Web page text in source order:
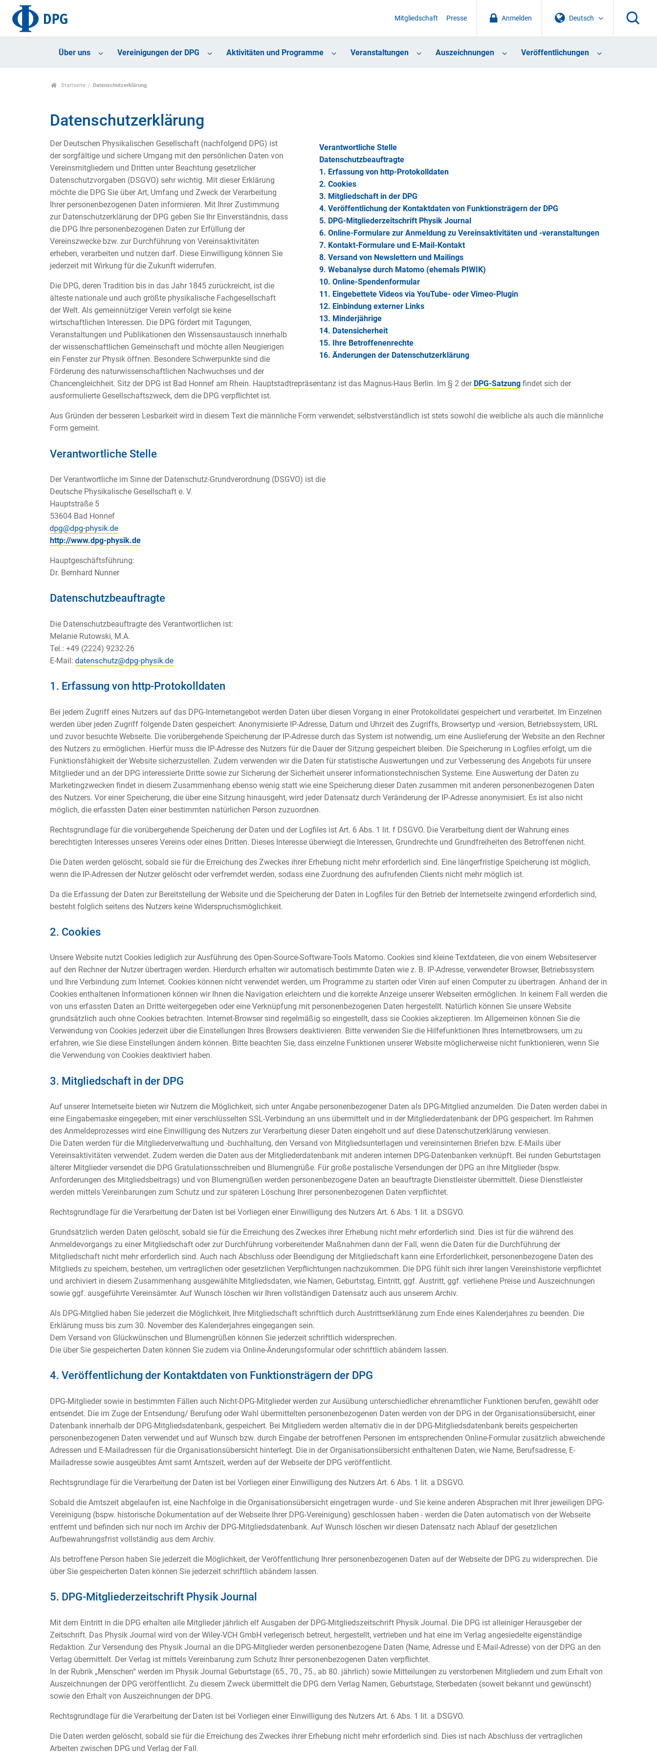
Deutsch
Anmelden
Mitgliedschaft Presse
Über uns Vereinigungen der DPG Aktivitäten und Programme Veranstaltungen Auszeichnungen Veröffentlichungen
Startseite Datenschutzerklärung
Datenschutzerklärung
Verantwortliche Stelle
Datenschutzbeauftragte
1. Erfassung von http-Protokolldaten
2. Cookies
3. Mitgliedschaft in der DPG
4. Veröffentlichung der Kontaktdaten von Funktionsträgern der DPG
5. DPG-Mitgliederzeitschrift Physik Journal
6. Online-Formulare zur Anmeldung zu Vereinsaktivitäten und -veranstaltungen
7. Kontakt-Formulare und E-Mail-Kontakt
8. Versand von Newslettern und Mailings
9. Webanalyse durch Matomo (ehemals PIWIK)
10. Online-Spendenformular
11. Eingebettete Videos via YouTube- oder Vimeo-Plugin
12. Einbindung externer Links
13. Minderjährige
14. Datensicherheit
15. Ihre Betroffenenrechte
16. Änderungen der Datenschutzerklärung
Der Deutschen Physikalischen Gesellschaft (nachfolgend DPG) ist
der sorgfältige und sichere Umgang mit den persönlichen Daten von
Vereinsmitgliedern und Dritten unter Beachtung gesetzlicher
Datenschutzvorgaben (DSGVO) sehr wichtig. Mit dieser Erklärung
möchte die DPG Sie über Art, Umfang und Zweck der Verarbeitung
Ihrer personenbezogenen Daten informieren. Mit Ihrer Zustimmung
zur Datenschutzerklärung der DPG geben Sie Ihr Einverständnis, dass
die DPG Ihre personenbezogenen Daten zur Erfüllung der
Vereinszwecke bzw. zur Durchführung von Vereinsaktivitäten
erheben, verarbeiten und nutzen darf. Diese Einwilligung können Sie
jederzeit mit Wirkung für die Zukunft widerrufen.
Die DPG, deren Tradition bis in das Jahr 1845 zurückreicht, ist die
älteste nationale und auch größte physikalische Fachgesellschaft
der Welt. Als gemeinnütziger Verein verfolgt sie keine
wirtschaftlichen Interessen. Die DPG fördert mit Tagungen,
Veranstaltungen und Publikationen den Wissensaustausch innerhalb
der wissenschaftlichen Gemeinschaft und möchte allen Neugierigen
ein Fenster zur Physik öffnen. Besondere Schwerpunkte sind die
Förderung des naturwissenschaftlichen Nachwuchses und der
Chancengleichheit. Sitz der DPG ist Bad Honnef am Rhein. Hauptstadtrepräsentanz ist das Magnus-Haus Berlin. Im § 2 der DPG-Satzung findet sich der
ausformulierte Gesellschaftszweck, dem die DPG verpflichtet ist.
Aus Gründen der besseren Lesbarkeit wird in diesem Text die männliche Form verwendet; selbstverständlich ist stets sowohl die weibliche als auch die männliche
Form gemeint.
Verantwortliche Stelle
Der Verantwortliche im Sinne der Datenschutz-Grundverordnung (DSGVO) ist die
Deutsche Physikalische Gesellschaft e. V.
Hauptstraße 5
53604 Bad Honnef
http://www.dpg-physik.de
Hauptgeschäftsführung:
Dr. Bernhard Nunner
Datenschutzbeauftragte
Die Datenschutzbeauftragte des Verantwortlichen ist:
Melanie Rutowski, M.A.
Tel.: +49 (2224) 9232-26
E-Mail:
1. Erfassung von http-Protokolldaten
Bei jedem Zugriff eines Nutzers auf das DPG-Internetangebot werden Daten über diesen Vorgang in einer Protokolldatei gespeichert und verarbeitet. Im Einzelnen
werden über jeden Zugriff folgende Daten gespeichert: Anonymisierte IP-Adresse, Datum und Uhrzeit des Zugriffs, Browsertyp und -version, Betriebssystem, URL
und zuvor besuchte Webseite. Die vorübergehende Speicherung der IP-Adresse durch das System ist notwendig, um eine Auslieferung der Website an den Rechner
des Nutzers zu ermöglichen. Hierfür muss die IP-Adresse des Nutzers für die Dauer der Sitzung gespeichert bleiben. Die Speicherung in Logfiles erfolgt, um die
Funktionsfähigkeit der Website sicherzustellen. Zudem verwenden wir die Daten für statistische Auswertungen und zur Verbesserung des Angebots für unsere
Mitglieder und an der DPG interessierte Dritte sowie zur Sicherung der Sicherheit unserer informationstechnischen Systeme. Eine Auswertung der Daten zu
Marketingzwecken findet in diesem Zusammenhang ebenso wenig statt wie eine Speicherung dieser Daten zusammen mit anderen personenbezogenen Daten
des Nutzers. Vor einer Speicherung, die über eine Sitzung hinausgeht, wird jeder Datensatz durch Veränderung der IP-Adresse anonymisiert. Es ist also nicht
möglich, die erfassten Daten einer bestimmten natürlichen Person zuzuordnen.
Rechtsgrundlage für die vorübergehende Speicherung der Daten und der Logfiles ist Art. 6 Abs. 1 lit. f DSGVO. Die Verarbeitung dient der Wahrung eines
berechtigten Interesses unseres Vereins oder eines Dritten. Dieses Interesse überwiegt die Interessen, Grundrechte und Grundfreiheiten des Betroffenen nicht.
Die Daten werden gelöscht, sobald sie für die Erreichung des Zweckes ihrer Erhebung nicht mehr erforderlich sind. Eine längerfristige Speicherung ist möglich,
wenn die IP-Adressen der Nutzer gelöscht oder verfremdet werden, sodass eine Zuordnung des aufrufenden Clients nicht mehr möglich ist.
Da die Erfassung der Daten zur Bereitstellung der Website und die Speicherung der Daten in Logfiles für den Betrieb der Internetseite zwingend erforderlich sind,
besteht folglich seitens des Nutzers keine Widerspruchsmöglichkeit.
2. Cookies
Unsere Website nutzt Cookies lediglich zur Ausführung des Open-Source-Software-Tools Matomo. Cookies sind kleine Textdateien, die von einem Websiteserver
auf den Rechner der Nutzer übertragen werden. Hierdurch erhalten wir automatisch bestimmte Daten wie z. B. IP-Adresse, verwendeter Browser, Betriebssystem
und Ihre Verbindung zum Internet. Cookies können nicht verwendet werden, um Programme zu starten oder Viren auf einen Computer zu übertragen. Anhand der in
Cookies enthaltenen Informationen können wir Ihnen die Navigation erleichtern und die korrekte Anzeige unserer Webseiten ermöglichen. In keinem Fall werden die
von uns erfassten Daten an Dritte weitergegeben oder eine Verknüpfung mit personenbezogenen Daten hergestellt. Natürlich können Sie unsere Website
grundsätzlich auch ohne Cookies betrachten. Internet-Browser sind regelmäßig so eingestellt, dass sie Cookies akzeptieren. Im Allgemeinen können Sie die
Verwendung von Cookies jederzeit über die Einstellungen Ihres Browsers deaktivieren. Bitte verwenden Sie die Hilfefunktionen Ihres Internetbrowsers, um zu
erfahren, wie Sie diese Einstellungen ändern können. Bitte beachten Sie, dass einzelne Funktionen unserer Website möglicherweise nicht funktionieren, wenn Sie
die Verwendung von Cookies deaktiviert haben.
3. Mitgliedschaft in der DPG
Auf unserer Internetseite bieten wir Nutzern die Möglichkeit, sich unter Angabe personenbezogener Daten als DPG-Mitglied anzumelden. Die Daten werden dabei in
eine Eingabemaske eingegeben, mit einer verschlüsselten SSL-Verbindung an uns übermittelt und in der Mitgliederdatenbank der DPG gespeichert. Im Rahmen
des Anmeldeprozesses wird eine Einwilligung des Nutzers zur Verarbeitung dieser Daten eingeholt und auf diese Datenschutzerklärung verwiesen.
Die Daten werden für die Mitgliederverwaltung und -buchhaltung, den Versand von Mitgliedsunterlagen und vereinsinternen Briefen bzw. E-Mails über
Vereinsaktivitäten verwendet. Zudem werden die Daten aus der Mitgliederdatenbank mit anderen internen DPG-Datenbanken verknüpft. Bei runden Geburtstagen
älterer Mitglieder versendet die DPG Gratulationsschreiben und Blumengrüße. Für große postalische Versendungen der DPG an ihre Mitglieder (bspw.
Anforderungen des Mitgliedsbeitrags) und von Blumengrüßen werden personenbezogene Daten an beauftragte Dienstleister übermittelt. Diese Dienstleister
werden mittels Vereinbarungen zum Schutz und zur späteren Löschung Ihrer personenbezogenen Daten verpflichtet.
Rechtsgrundlage für die Verarbeitung der Daten ist bei Vorliegen einer Einwilligung des Nutzers Art. 6 Abs. 1 lit. a DSGVO.
Grundsätzlich werden Daten gelöscht, sobald sie für die Erreichung des Zweckes ihrer Erhebung nicht mehr erforderlich sind. Dies ist für die während des
Anmeldevorgangs zu einer Mitgliedschaft oder zur Durchführung vorbereitender Maßnahmen dann der Fall, wenn die Daten für die Durchführung der
Mitgliedschaft nicht mehr erforderlich sind. Auch nach Abschluss oder Beendigung der Mitgliedschaft kann eine Erforderlichkeit, personenbezogene Daten des
Mitglieds zu speichern, bestehen, um vertraglichen oder gesetzlichen Verpflichtungen nachzukommen. Die DPG fühlt sich ihrer langen Vereinshistorie verpflichtet
und archiviert in diesem Zusammenhang ausgewählte Mitgliedsdaten, wie Namen, Geburtstag, Eintritt, ggf. Austritt, ggf. verliehene Preise und Auszeichnungen
sowie ggf. ausgeführte Vereinsämter. Auf Wunsch löschen wir Ihren vollständigen Datensatz auch aus unserem Archiv.
Als DPG-Mitglied haben Sie jederzeit die Möglichkeit, Ihre Mitgliedschaft schriftlich durch Austrittserklärung zum Ende eines Kalenderjahres zu beenden. Die
Erklärung muss bis zum 30. November des Kalenderjahres eingegangen sein.
Dem Versand von Glückwünschen und Blumengrüßen können Sie jederzeit schriftlich widersprechen.
Die über Sie gespeicherten Daten können Sie zudem via Online-Änderungsformular oder schriftlich abändern lassen.
4. Veröffentlichung der Kontaktdaten von Funktionsträgern der DPG
DPG-Mitglieder sowie in bestimmten Fällen auch Nicht-DPG-Mitglieder werden zur Ausübung unterschiedlicher ehrenamtlicher Funktionen berufen, gewählt oder
entsendet. Die im Zuge der Entsendung/ Berufung oder Wahl übermittelten personenbezogenen Daten werden von der DPG in der Organisationsübersicht, einer
Datenbank innerhalb der DPG-Mitgliedsdatenbank, gespeichert. Bei Mitgliedern werden alternativ die in der DPG-Mitgliedsdatenbank bereits gespeicherten
personenbezogenen Daten verwendet und auf Wunsch bzw. durch Eingabe der betroffenen Personen im entsprechenden Online-Formular zusätzlich abweichende
Adressen und E-Mailadressen für die Organisationsübersicht hinterlegt. Die in der Organisationsübersicht enthaltenen Daten, wie Name, Berufsadresse, E-
Mailadresse sowie ausgeübtes Amt samt Amtszeit, werden auf der Webseite der DPG veröffentlicht.
Rechtsgrundlage für die Verarbeitung der Daten ist bei Vorliegen einer Einwilligung des Nutzers Art. 6 Abs. 1 lit. a DSGVO.
Sobald die Amtszeit abgelaufen ist, eine Nachfolge in die Organisationsübersicht eingetragen wurde - und Sie keine anderen Absprachen mit Ihrer jeweiligen DPG-
Vereinigung (bspw. historische Dokumentation auf der Webseite Ihrer DPG-Vereinigung) geschlossen haben - werden die Daten automatisch von der Webseite
entfernt und befinden sich nur noch im Archiv der DPG-Mitgliedsdatenbank. Auf Wunsch löschen wir diesen Datensatz nach Ablauf der gesetzlichen
Aufbewahrungsfrist vollständig aus dem Archiv.
Als betroffene Person haben Sie jederzeit die Möglichkeit, der Veröffentlichung Ihrer personenbezogenen Daten auf der Webseite der DPG zu widersprechen. Die
über Sie gespeicherten Daten können Sie jederzeit schriftlich abändern lassen.
5. DPG-Mitgliederzeitschrift Physik Journal
Mit dem Eintritt in die DPG erhalten alle Mitglieder jährlich elf Ausgaben der DPG-Mitgliedszeitschrift Physik Journal. Die DPG ist alleiniger Herausgeber der
Zeitschrift. Das Physik Journal wird von der Wiley-VCH GmbH verlegerisch betreut, hergestellt, vertrieben und hat eine im Verlag angesiedelte eigenständige
Redaktion. Zur Versendung des Physik Journal an die DPG-Mitglieder werden personenbezogene Daten (Name, Adresse und E-Mail-Adresse) von der DPG an den
Verlag übermittelt. Der Verlag ist mittels Vereinbarung zum Schutz Ihrer personenbezogenen Daten verpflichtet.
In der Rubrik „Menschen“ werden im Physik Journal Geburtstage (65., 70., 75., ab 80. jährlich) sowie Mitteilungen zu verstorbenen Mitgliedern und zum Erhalt von
Auszeichnungen der DPG veröffentlicht. Zu diesem Zweck übermittelt die DPG dem Verlag Namen, Geburtstage, Sterbedaten (soweit bekannt und gewünscht)
sowie den Erhalt von Auszeichnungen der DPG.
Rechtsgrundlage für die Verarbeitung der Daten ist bei Vorliegen einer Einwilligung des Nutzers Art. 6 Abs. 1 lit. a DSGVO.
Die Daten werden gelöscht, sobald sie für die Erreichung des Zweckes ihrer Erhebung nicht mehr erforderlich sind. Dies ist nach Abschluss der vertraglichen
Arbeiten zwischen DPG und Verlag der Fall.